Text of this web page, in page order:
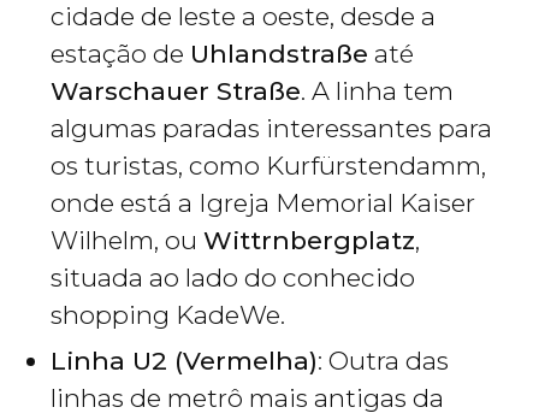
cidade de leste a oeste, desde a
estação de Uhlandstraße até
Warschauer Straße. A linha tem
algumas paradas interessantes para
os turistas, como Kurfürstendamm,
onde está a Igreja Memorial Kaiser
Wilhelm, ou Wittrnbergplatz,
situada ao lado do conhecido
shopping KadeWe.
Linha U2 (Vermelha): Outra das
linhas de metrô mais antigas da